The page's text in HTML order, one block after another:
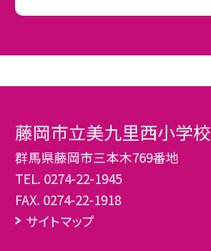
藤岡市立美九里西小学校
群馬県藤岡市三本木769番地
TEL. 0274-22-1945
FAX. 0274-22-1918
サイトマップ